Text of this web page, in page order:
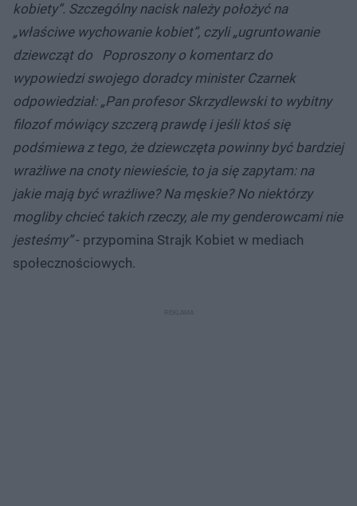
kobiety”. Szczególny nacisk należy położyć na
„właściwe wychowanie kobiet”, czyli „ugruntowanie
dziewcząt do Poproszony o komentarz do
wypowiedzi swojego doradcy minister Czarnek
odpowiedział: „Pan profesor Skrzydlewski to wybitny
filozof mówiący szczerą prawdę i jeśli ktoś się
podśmiewa z tego, że dziewczęta powinny być bardziej
wrażliwe na cnoty niewieście, to ja się zapytam: na
jakie mają być wrażliwe? Na męskie? No niektórzy
mogliby chcieć takich rzeczy, ale my genderowcami nie
jesteśmy”- przypomina Strajk Kobiet w mediach
społecznościowych.